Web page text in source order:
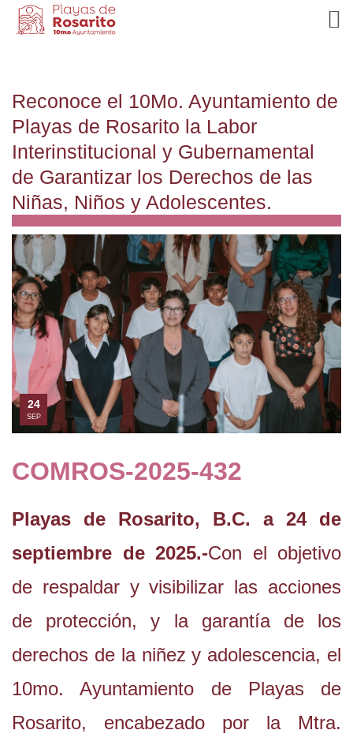
Reconoce el 10Mo. Ayuntamiento de
Playas de Rosarito la Labor
Interinstitucional y Gubernamental
de Garantizar los Derechos de las
Niñas, Niños y Adolescentes.
24
SEP
COMROS-2025-432
Playas de Rosarito, B.C. a 24 de
septiembre de 2025.-Con el objetivo
de respaldar y visibilizar las acciones
de protección, y la garantía de los
derechos de la niñez y adolescencia, el
10mo. Ayuntamiento de Playas de
Rosarito, encabezado por la Mtra.